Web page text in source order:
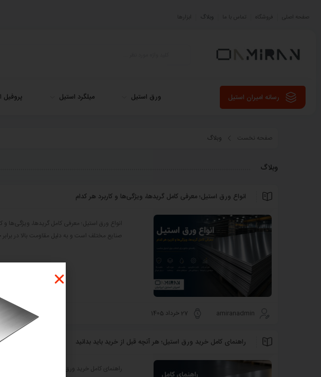
صفحه اصلی فروشگاه تماس با ما وبلاگ ابزارها
رسانه امیران استیل ورق استیل میلگرد استیل پروفیل
صفحه نخست وبلاگ
وبلاگ
انواع ورق استیل؛ معرفی کامل گریدها، ویژگی‌ها و کاربرد هر کدام
انواع ورق استیل؛ معرفی کامل گریدها، ویژگی‌ها
صنایع مختلف است و به دلیل مقاومت بالا در برابر
amiranadmin 27 خرداد 1405
راهنمای کامل خرید ورق استیل؛ هر آنچه قبل از خرید باید بدانید
راهنمای کامل خرید ورق استیل؛ هر آنچه قبل از